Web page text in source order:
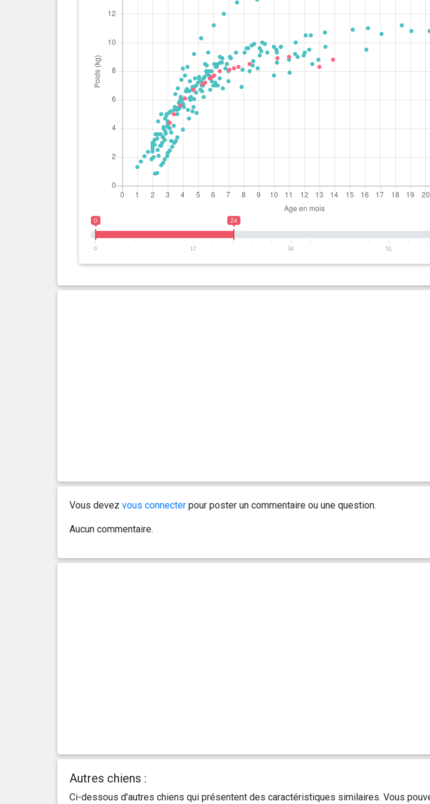
0 24
0 17 34 51
Vous devez vous connecterpour poster un commentaire ou une question.
Aucun commentaire.
Autres chiens :
Ci-dessous d'autres chiens qui présentent des caractéristiques similaires. Vous